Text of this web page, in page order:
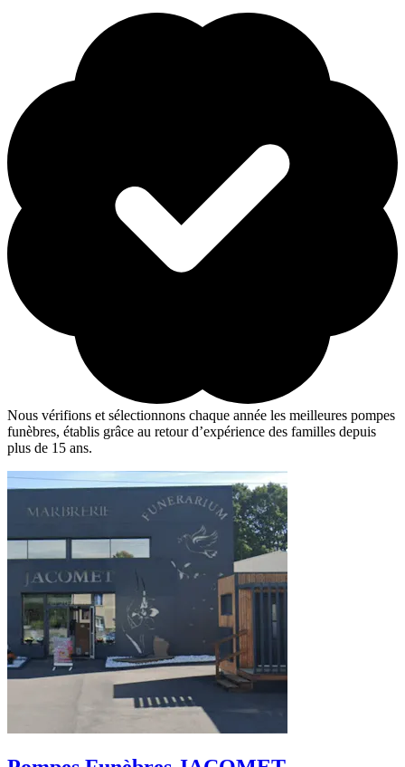
Nous vérifions et sélectionnons chaque année les meilleures pompes
funèbres, établis grâce au retour d’expérience des familles depuis
plus de 15 ans.